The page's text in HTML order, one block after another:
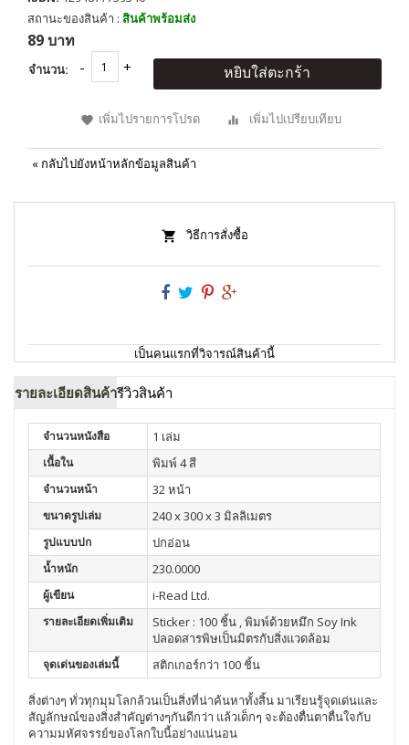
สถานะของสินค้า : สินค้าพร้อมส่ง
89 บาท
จำนวน: หยิบใส่ตะกร้า
เพิ่มไปรายการโปรด เพิ่มไปเปรียบเทียบ
« กลับไปยังหน้าหลักข้อมูลสินค้า
วิธีการสั่งซื้อ
เป็นคนแรกที่วิจารณ์สินค้านี้
รายละเอียดสินค้ารีวิวสินค้า
จำนวนหนังสือ 1 เล่ม
เนื้อใน พิมพ์ 4 สี
จำนวนหน้า 32 หน้า
ขนาดรูปเล่ม 240 x 300 x 3 มิลลิเมตร
รูปแบบปก ปกอ่อน
น้ำหนัก 230.0000
ผู้เขียน i-Read Ltd.
รายละเอียดเพิ่มเติม
Sticker : 100 ชิ้น , พิมพ์ด้วยหมึก Soy Ink
ปลอดสารพิษเป็นมิตรกับสิ่งแวดล้อม
จุดเด่นของเล่มนี้ สติกเกอร์กว่า 100 ชิ้น
สิ่งต่างๆ ทั่วทุกมุมโลกล้วนเป็นสิ่งที่น่าค้นหาทั้งสิ้น มาเรียนรู้จุดเด่นและ
สัญลักษณ์ของสิ่งสำคัญต่างๆกันดีกว่า แล้วเด็กๆ จะต้องตื่นตาตื่นใจกับ
ความมหัศจรรย์ของโลกใบนี้อย่างแน่นอน